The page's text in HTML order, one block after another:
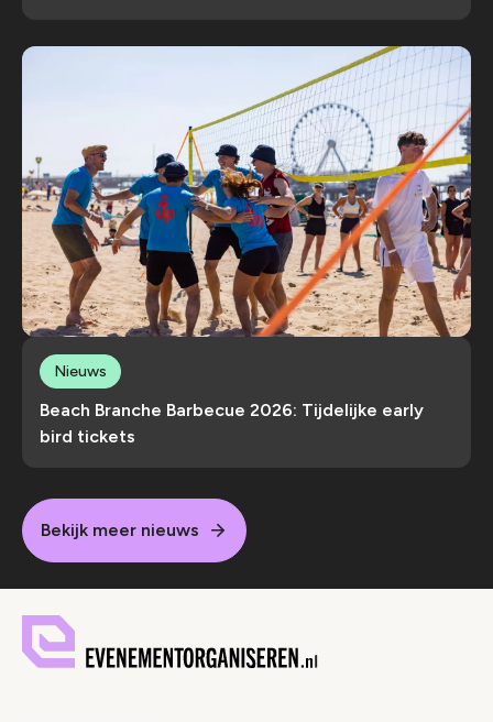
Beach Branche Barbecue 2026: Tijdelijke early
bird tickets
Nieuws
Bekijk meer nieuws